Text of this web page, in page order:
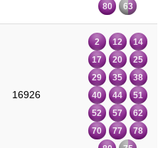
80
63
16926
2 12
14
17
20
25
29
35
38
40
44
51
52
57
62
70
77
78